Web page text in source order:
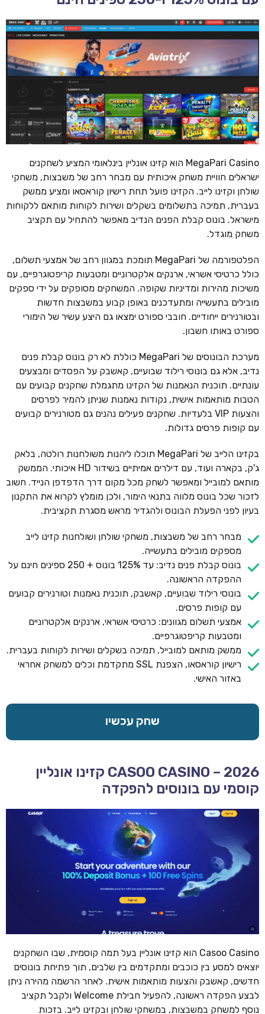
MegaPari Casino הוא קזינו אונליין בינלאומי המציע לשחקנים
ישראלים חוויית משחק איכותית עם מבחר רחב של משבצות, משחקי
שולחן וקזינו לייב. הקזינו פועל תחת רישיון קוראסאו ומציע ממשק
בעברית, תמיכה בתשלומים בשקלים ושירות לקוחות מותאם ללקוחות
מישראל. בונוס קבלת הפנים הנדיב מאפשר להתחיל עם תקציב
משחק מוגדל.
הפלטפורמה של MegaPari תומכת במגוון רחב של אמצעי תשלום,
כולל כרטיסי אשראי, ארנקים אלקטרוניים ומטבעות קריפטוגרפיים, עם
משיכות מהירות ומדיניות שקופה. המשחקים מסופקים על ידי ספקים
מובילים בתעשייה ומתעדכנים באופן קבוע במשבצות חדשות
ובטורנירים ייחודיים. חובבי ספורט ימצאו גם היצע עשיר של הימורי
ספורט באותו חשבון.
מערכת הבונוסים של MegaPari כוללת לא רק בונוס קבלת פנים
נדיב, אלא גם בונוסי רילוד שבועיים, קאשבק על הפסדים ומבצעים
עונתיים. תוכנית הנאמנות של הקזינו מתגמלת שחקנים קבועים עם
הטבות מותאמות אישית, נקודות נאמנות שניתן להמיר לפרסים
והצעות VIP בלעדיות. שחקנים פעילים נהנים גם מטורנירים קבועים
עם קופות פרסים גדולות.
בקזינו הלייב של MegaPari תוכלו ליהנות משולחנות רולטה, בלאק
ג'ק, בקארה ועוד, עם דילרים אמיתיים בשידור HD איכותי. הממשק
מותאם למובייל ומאפשר לשחק מכל מקום דרך הדפדפן הנייד. חשוב
לזכור שכל בונוס מלווה בתנאי הימור, ולכן מומלץ לקרוא את התקנון
בעיון לפני הפעלת הבונוס ולהגדיר מראש מסגרת תקציבית.
מבחר רחב של משבצות, משחקי שולחן ושולחנות קזינו לייב
מספקים מובילים בתעשייה.
בונוס קבלת פנים נדיב: עד 125% בונוס + 250 ספינים חינם על
ההפקדה הראשונה.
בונוסי רילוד שבועיים, קאשבק, תוכנית נאמנות וטורנירים קבועים
עם קופות פרסים.
אמצעי תשלום מגוונים: כרטיסי אשראי, ארנקים אלקטרוניים
ומטבעות קריפטוגרפיים.
ממשק מותאם למובייל, תמיכה בשקלים ושירות לקוחות בעברית.
רישיון קוראסאו, הצפנת SSL מתקדמת וכלים למשחק אחראי
באזור האישי.
שחק עכשיו
CASOO CASINO – 2026 קזינו אונליין
קוסמי עם בונוסים להפקדה
Casoo Casino הוא קזינו אונליין בעל תמה קוסמית, שבו השחקנים
יוצאים למסע בין כוכבים ומתקדמים בין שלבים, תוך פתיחת בונוסים
חדשים, קאשבק והצעות מותאמות אישית. לאחר הרשמה מהירה ניתן
לבצע הפקדה ראשונה, להפעיל חבילת Welcome ולקבל תקציב
נוסף למשחק במשבצות, במשחקי שולחן ובקזינו לייב. בזכות